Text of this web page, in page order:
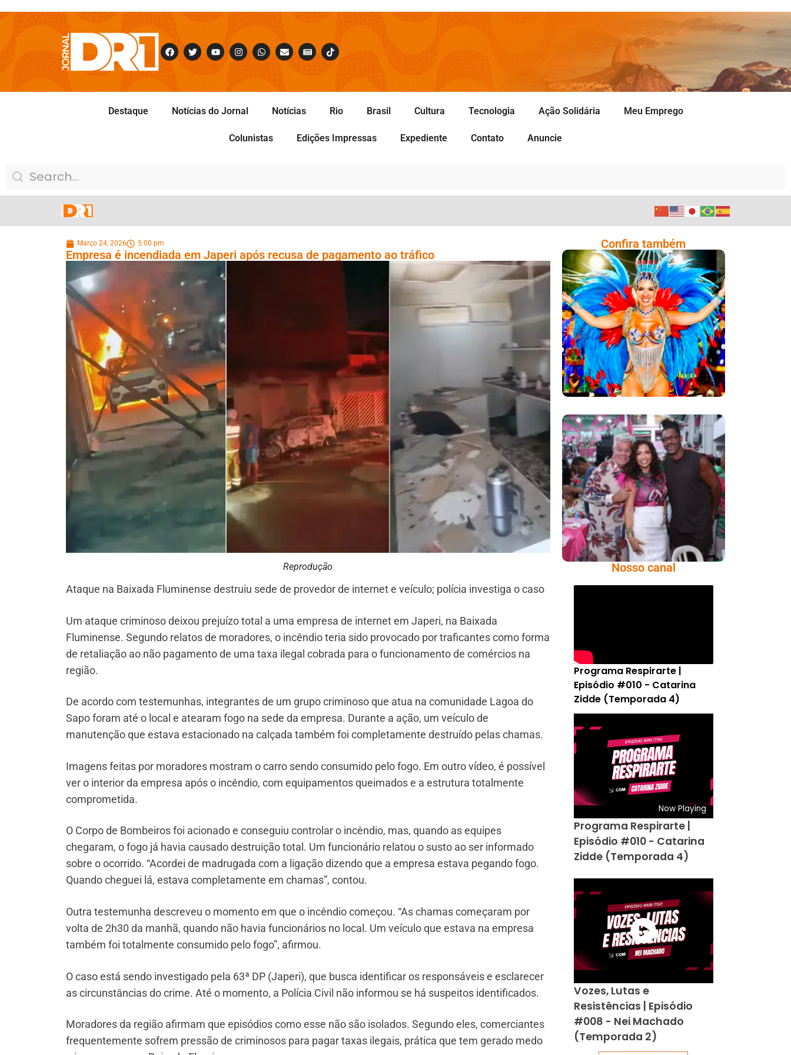
Destaque Notícias do Jornal Notícias Rio Brasil Cultura Tecnologia Ação Solidária Meu Emprego
Colunistas Edições Impressas Expediente Contato Anuncie
Março 24, 2026 5:00 pm
Empresa é incendiada em Japeri após recusa de pagamento ao tráfico
Reprodução
Ataque na Baixada Fluminense destruiu sede de provedor de internet e veículo; polícia investiga o caso
Um ataque criminoso deixou prejuízo total a uma empresa de internet em Japeri, na Baixada
Fluminense. Segundo relatos de moradores, o incêndio teria sido provocado por traficantes como forma
de retaliação ao não pagamento de uma taxa ilegal cobrada para o funcionamento de comércios na
região.
De acordo com testemunhas, integrantes de um grupo criminoso que atua na comunidade Lagoa do
Sapo foram até o local e atearam fogo na sede da empresa. Durante a ação, um veículo de
manutenção que estava estacionado na calçada também foi completamente destruído pelas chamas.
Imagens feitas por moradores mostram o carro sendo consumido pelo fogo. Em outro vídeo, é possível
ver o interior da empresa após o incêndio, com equipamentos queimados e a estrutura totalmente
comprometida.
O Corpo de Bombeiros foi acionado e conseguiu controlar o incêndio, mas, quando as equipes
chegaram, o fogo já havia causado destruição total. Um funcionário relatou o susto ao ser informado
sobre o ocorrido. “Acordei de madrugada com a ligação dizendo que a empresa estava pegando fogo.
Quando cheguei lá, estava completamente em chamas”, contou.
Outra testemunha descreveu o momento em que o incêndio começou. “As chamas começaram por
volta de 2h30 da manhã, quando não havia funcionários no local. Um veículo que estava na empresa
também foi totalmente consumido pelo fogo”, afirmou.
O caso está sendo investigado pela 63ª DP (Japeri), que busca identificar os responsáveis e esclarecer
as circunstâncias do crime. Até o momento, a Polícia Civil não informou se há suspeitos identificados.
Moradores da região afirmam que episódios como esse não são isolados. Segundo eles, comerciantes
frequentemente sofrem pressão de criminosos para pagar taxas ilegais, prática que tem gerado medo
Confira também
Dani Sant’Anna É
Confirmada Como
Rainha De Bateria Da
Independentes De
Olaria Para O
Carnaval 2027
Comunidade
Mangueirense Solta
A Voz E Classifca O
Samba 3 Para A
Próxima Fase
Nosso canal
Programa Respirarte |
Episódio #010 - Catarina
Zidde (Temporada 4)
Now Playing
Programa Respirarte |
Episódio #010 - Catarina
Zidde (Temporada 4)
Vozes, Lutas e
Resistências | Episódio
#008 - Nei Machado
(Temporada 2)